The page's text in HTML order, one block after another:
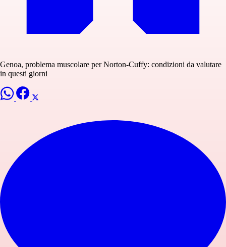
Genoa, problema muscolare per Norton-Cuffy: condizioni da valutare
in questi giorni